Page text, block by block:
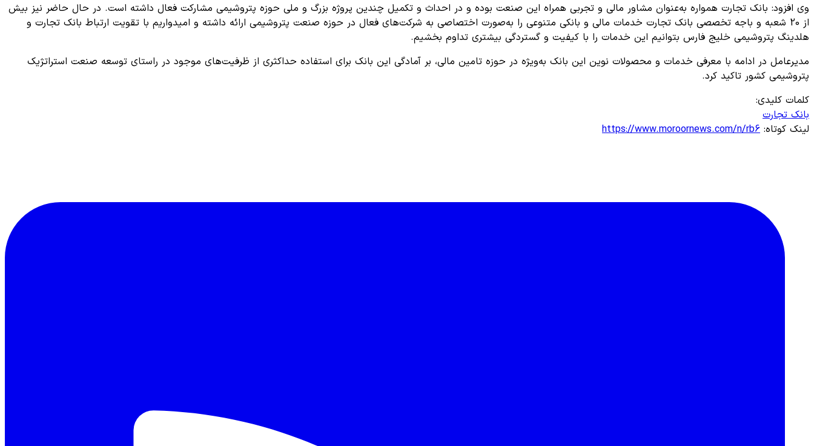
وی افزود: بانک تجارت همواره به‌عنوان مشاور مالی و تجربی همراه این صنعت بوده و در احداث و تکمیل چندین پروژه بزرگ و ملی حوزه پتروشیمی مشارکت فعال داشته است. در حال حاضر نیز بیش
از 20 شعبه و باجه تخصصی بانک تجارت خدمات مالی و بانکی متنوعی را به‌صورت اختصاصی به شرکت‌های فعال در حوزه صنعت پتروشیمی ارائه داشته و امیدواریم با تقویت ارتباط بانک تجارت و
هلدینگ پتروشیمی خلیج فارس بتوانیم این خدمات را با کیفیت و گستردگی بیشتری تداوم بخشیم.
مدیرعامل در ادامه با معرفی خدمات و محصولات نوین این بانک به‌ویژه در حوزه تامین مالی، بر آمادگی این بانک برای استفاده حداکثری از ظرفیت‌های موجود در راستای توسعه صنعت استراتژیک
پتروشیمی کشور تاکید کرد.
کلمات کلیدی:
بانک تجارت
لینک کوتاه: https://www.moroornews.com/n/rb6